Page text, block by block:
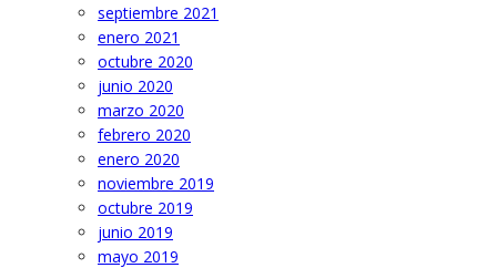
septiembre 2021
enero 2021
octubre 2020
junio 2020
marzo 2020
febrero 2020
enero 2020
noviembre 2019
octubre 2019
junio 2019
mayo 2019